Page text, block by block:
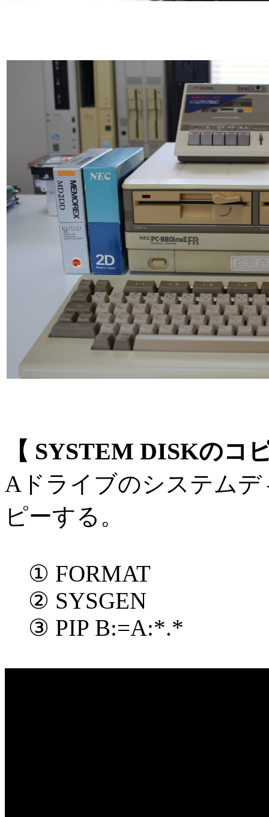
【 SYSTEM DISKのコ
Aドライブのシステム
ピーする。
① FORMAT
② SYSGEN
③ PIP B:=A:*.*